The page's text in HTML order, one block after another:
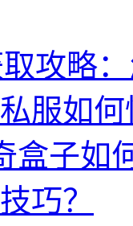
攻略
服如
盒子如
巧？